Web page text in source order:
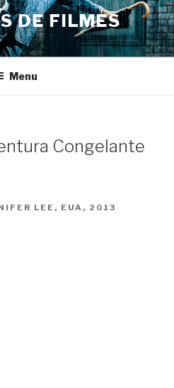
DE FILMES
Menu
Congelante
LEE, EUA, 2013